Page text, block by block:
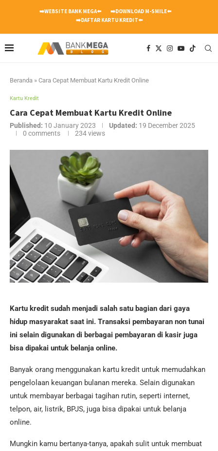
➡️WEBSITE BANK MEGA⬅️
➡️DOWNLOAD M-SMILE⬅️
➡️DAFTAR KARTU KREDIT⬅️
Beranda » Cara Cepat Membuat Kartu Kredit Online
Kartu Kredit
Cara Cepat Membuat Kartu Kredit Online
Published: 10 January 2023 Updated: 19 December 2025
0 comments
234views
Kartu kredit sudah menjadi salah satu bagian dari gaya
hidup masyarakat saat ini. Transaksi pembayaran non tunai
ini selain digunakan di berbagai pembayaran di kasir juga
bisa dipakai untuk belanja online.
Banyak orang menggunakan kartu kredit untuk memudahkan
pengelolaan keuangan bulanan mereka. Selain digunakan
untuk membayar berbagai tagihan rutin, seperti internet,
telpon, air, listrik, BPJS, juga bisa dipakai untuk belanja
online.
Mungkin kamu bertanya-tanya, apakah sulit untuk membuat